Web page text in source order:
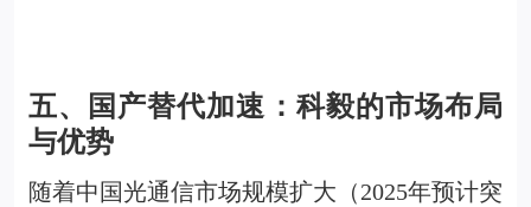
五、国产替代加速：科毅的市场布局
与优势
随着中国光通信市场规模扩大（2025年预计突